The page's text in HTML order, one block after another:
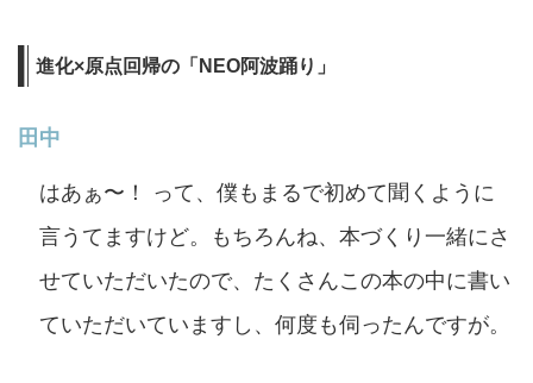
進化×原点回帰の「NEO阿波踊り」
田中
はあぁ〜！ って、僕もまるで初めて聞くように
言うてますけど。もちろんね、本づくり一緒にさ
せていただいたので、たくさんこの本の中に書い
ていただいていますし、何度も伺ったんですが。